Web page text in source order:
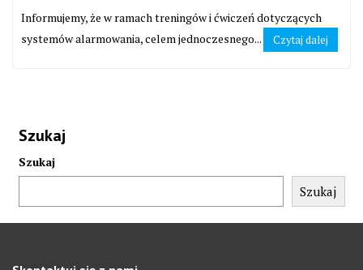
Informujemy, że w ramach treningów i ćwiczeń dotyczących
systemów alarmowania, celem jednoczesnego...
Czytaj dalej
Szukaj
Szukaj
Szukaj